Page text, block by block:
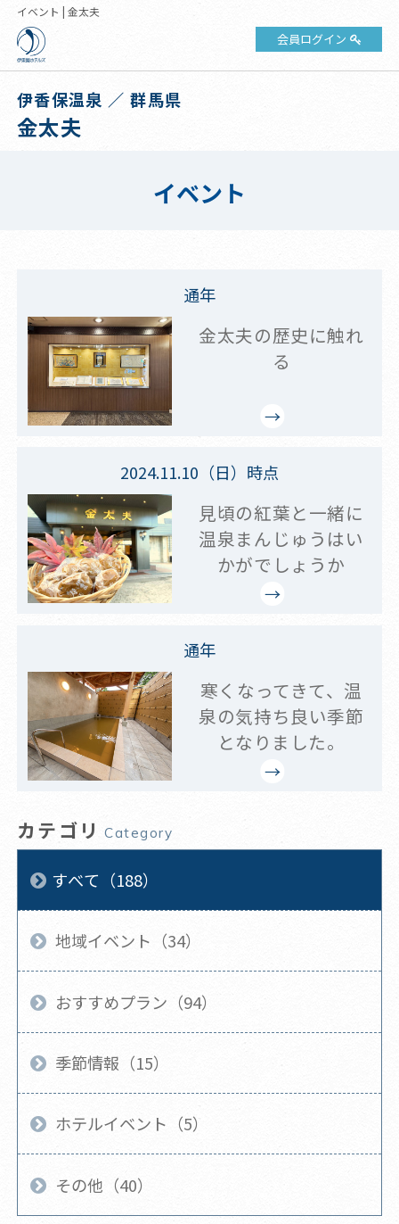
イベント | 金太夫
会員ログイン
伊香保温泉 ／ 群馬県
金太夫
イベント
通年
金太夫の歴史に触れ
る
2024.11.10（日）時点
見頃の紅葉と一緒に
温泉まんじゅうはい
かがでしょうか
通年
寒くなってきて、温
泉の気持ち良い季節
となりました。
カテゴリ Category
すべて（188）
地域イベント（34）
おすすめプラン（94）
季節情報（15）
ホテルイベント（5）
その他（40）